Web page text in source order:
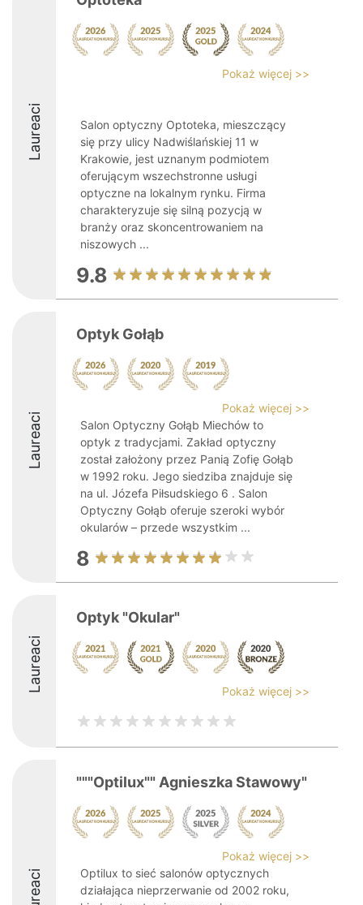
Laureaci
Pokaż więcej >>
Salon optyczny Optoteka, mieszczący
się przy ulicy Nadwiślańskiej 11 w
Krakowie, jest uznanym podmiotem
oferującym wszechstronne usługi
optyczne na lokalnym rynku. Firma
charakteryzuje się silną pozycją w
branży oraz skoncentrowaniem na
niszowych ...
9.8
Laureaci
Optyk Gołąb
Pokaż więcej >>
Salon Optyczny Gołąb Miechów to
optyk z tradycjami. Zakład optyczny
został założony przez Panią Zofię Gołąb
w 1992 roku. Jego siedziba znajduje się
na ul. Józefa Piłsudskiego 6 . Salon
Optyczny Gołąb oferuje szeroki wybór
okularów – przede wszystkim ...
8
Laureaci
Optyk "Okular"
Pokaż więcej >>
"""Optilux"" Agnieszka Stawowy"
Pokaż więcej >>
Optilux to sieć salonów optycznych
działająca nieprzerwanie od 2002 roku,